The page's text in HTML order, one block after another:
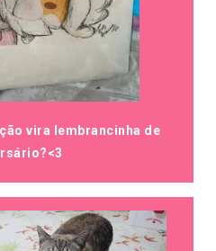
vira lembrancinha de